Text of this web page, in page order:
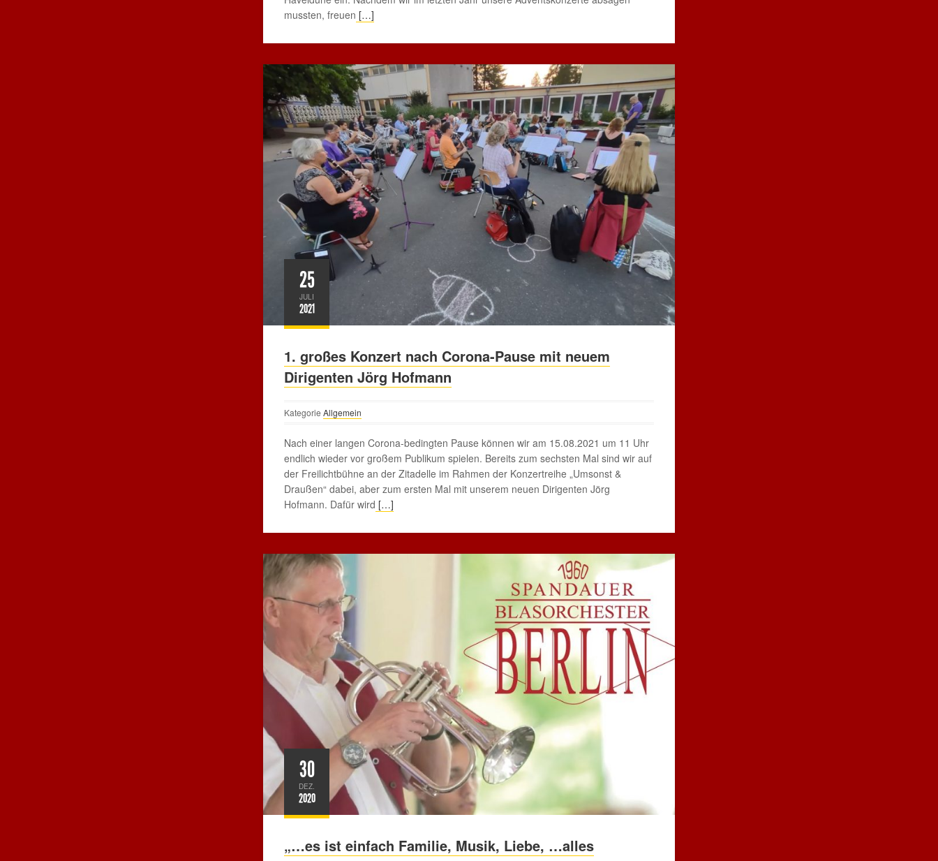
mussten, freuen […]
25
JULI
2021
1. großes Konzert nach Corona-Pause mit neuem
Dirigenten Jörg Hofmann
Kategorie Allgemein
Nach einer langen Corona-bedingten Pause können wir am 15.08.2021 um 11 Uhr
endlich wieder vor großem Publikum spielen. Bereits zum sechsten Mal sind wir auf
der Freilichtbühne an der Zitadelle im Rahmen der Konzertreihe „Umsonst &
Draußen“ dabei, aber zum ersten Mal mit unserem neuen Dirigenten Jörg
Hofmann. Dafür wird […]
30
DEZ.
2020
„…es ist einfach Familie, Musik, Liebe, …alles